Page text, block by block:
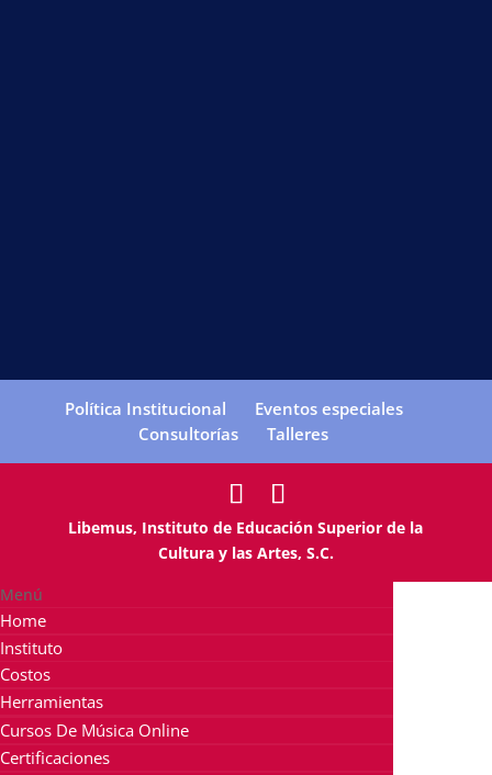
Política Institucional
Eventos especiales
Consultorías
Talleres
Libemus, Instituto de Educación Superior de la
Cultura y las Artes, S.C.
Menú
Home
Instituto
Costos
Herramientas
Cursos De Música Online
Certificaciones